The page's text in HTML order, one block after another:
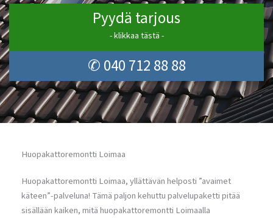
Pyydä tarjous
- klikkaa tästä -
✆ 040 712 88 88
Huopakattoremontti Loimaa
Huopakattoremontti Loimaa, yllättävän helposti ”avaimet
käteen”-palveluna! Tämä paljon kehuttu palvelupaketti pitää
sisällään kaiken, mitä huopakattoremontti Loimaalla